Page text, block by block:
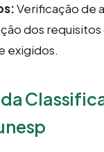
Verificação de
dos requisitos
exigidos.